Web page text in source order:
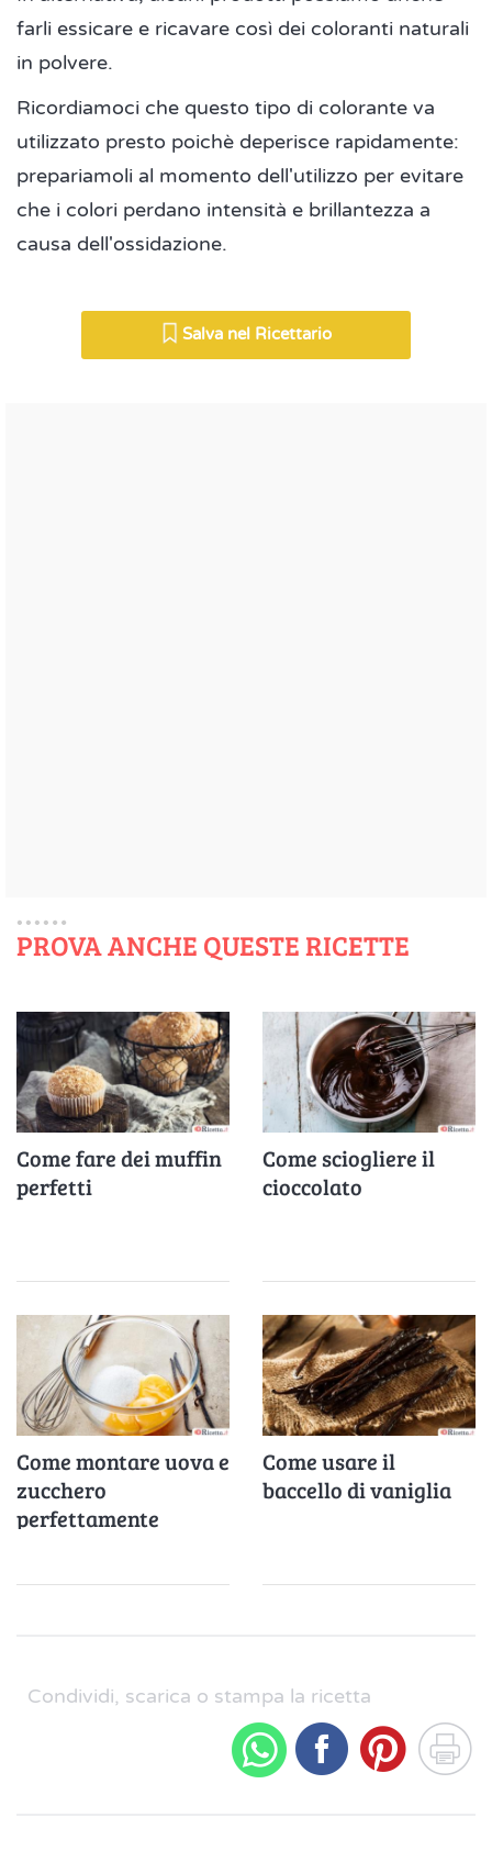
farli essicare e ricavare così dei coloranti naturali
in polvere.
Ricordiamoci che questo tipo di colorante va
utilizzato presto poichè deperisce rapidamente:
prepariamoli al momento dell'utilizzo per evitare
che i colori perdano intensità e brillantezza a
causa dell'ossidazione.
Salva nel Ricettario
PROVA ANCHE QUESTE RICETTE
Come fare dei muffin
perfetti
Come sciogliere il
cioccolato
Come montare uova e
zucchero
perfettamente
Come usare il
baccello di vaniglia
Condividi, scarica o stampa la ricetta